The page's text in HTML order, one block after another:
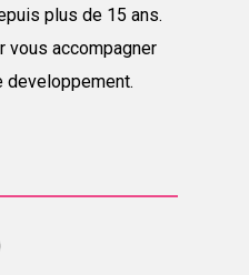
plus de 15 ans.
vous accompagner
developpement.